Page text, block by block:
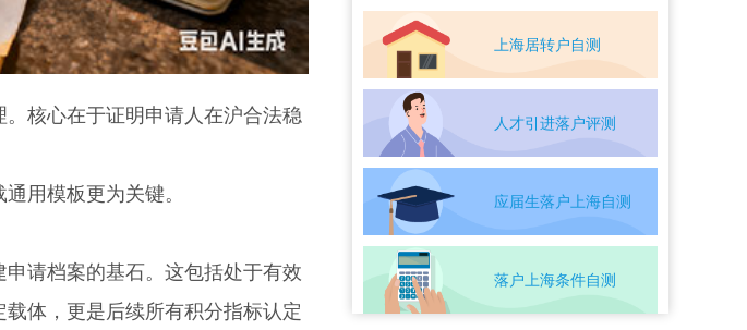
核心在于证明申请人在沪合法稳
用模板更为关键。
请档案的基石。这包括处于有效
体，更是后续所有积分指标认定
上海居转户自测
人才引进落户评测
应届生落户上海自测
落户上海条件自测